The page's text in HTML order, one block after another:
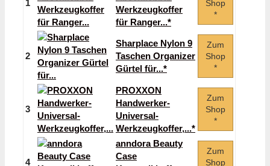
1
Werkzeugkoffer
für Ranger...*
Shop
*
2
Sharplace Nylon 9
Taschen Organizer
Gürtel für...*
Zum
Shop
*
3
PROXXON
Handwerker-
Universal-
Werkzeugkoffer,...*
Zum
Shop
*
4
anndora Beauty
Case
Zum
Shop